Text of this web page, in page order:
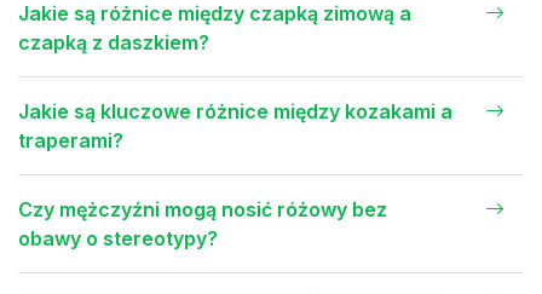
Jakie są różnice między czapką zimową a
czapką z daszkiem?
Jakie są kluczowe różnice między kozakami a
traperami?
Czy mężczyźni mogą nosić różowy bez
obawy o stereotypy?